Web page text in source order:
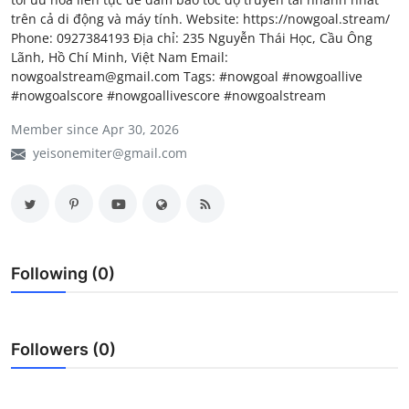
My Company
School Science
Disease Science
Jobs
trên cả di động và máy tính. Website: https://nowgoal.stream/
Phone: 0927384193 Địa chỉ: 235 Nguyễn Thái Học, Cầu Ông
Lãnh, Hồ Chí Minh, Việt Nam Email:
nowgoalstream@gmail.com Tags: #nowgoal #nowgoallive
#nowgoalscore #nowgoallivescore #nowgoalstream
Member since Apr 30, 2026
yeisonemiter@gmail.com
Following (0)
Followers (0)